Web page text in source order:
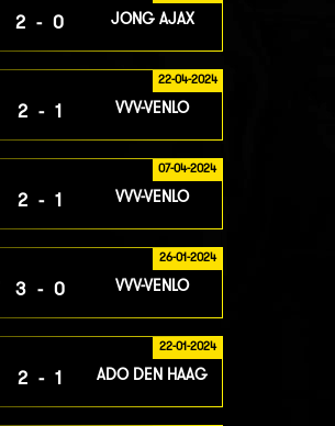
2-0 JONG AJAX
22-04-2024
2-1 VVV-VENLO
07-04-2024
2-1 VVV-VENLO
26-01-2024
3-0 VVV-VENLO
22-01-2024
2-1 ADO DEN HAAG